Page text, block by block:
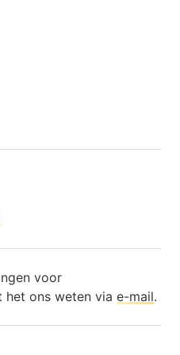
voor
het ons weten via e-mail.